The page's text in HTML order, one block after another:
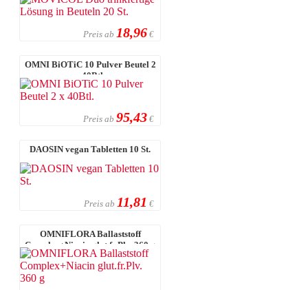
Preis ab 18,96 €
OMNI BiOTiC 10 Pulver Beutel 2
x 40Btl.
Preis ab 95,43 €
DAOSIN vegan Tabletten 10 St.
Preis ab 11,81 €
OMNIFLORA Ballaststoff
Complex+Niacin glut.fr.Plv. 360 g